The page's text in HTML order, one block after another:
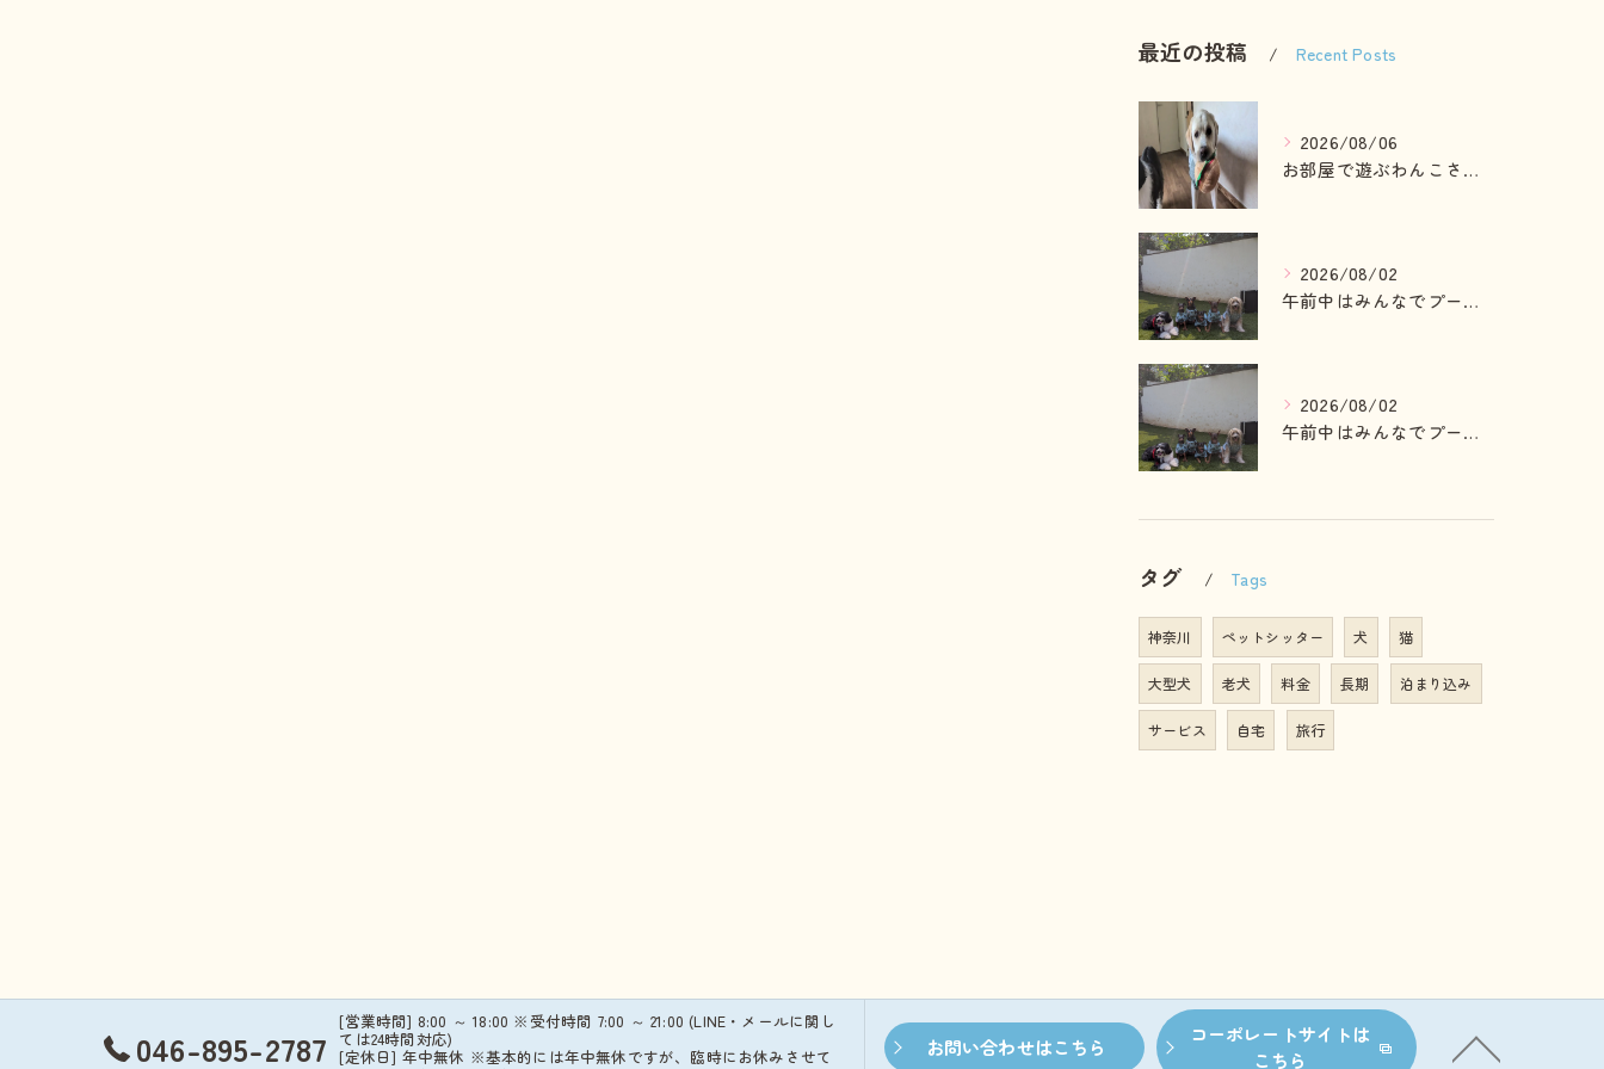
最近の投稿 Recent Posts
2026/08/06
お部屋で遊ぶわんこさん💓
2026/08/02
午前中はみんなでプール入ったりランで走って遊ぶわんこさん💓
2026/08/02
午前中はみんなでプール入ったりランで走って遊ぶわんこさん💓
タグ Tags
神奈川 ペットシッター 犬 猫
大型犬 老犬 料金 長期 泊まり込み
サービス 自宅 旅行
046-895-2787
[営業時間] 8:00 ～ 18:00 ※受付時間 7:00 ～ 21:00 (LINE・メールに関し
ては24時間対応)
[定休日] 年中無休 ※基本的には年中無休ですが、臨時にお休みさせて お問い合わせはこちら
コーポレートサイトは
こちら